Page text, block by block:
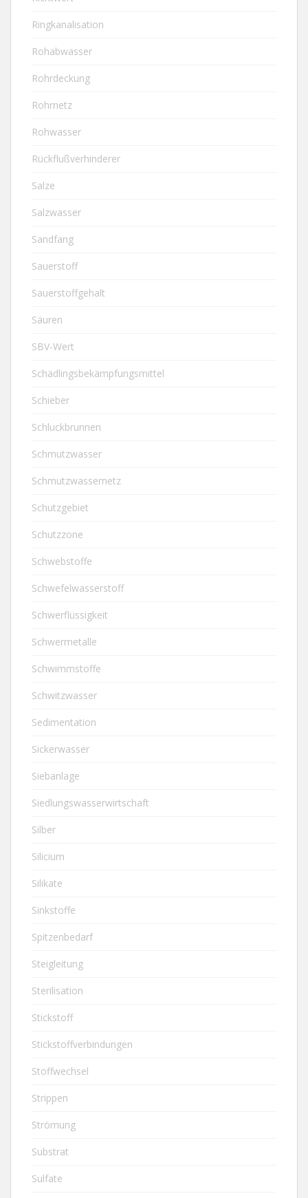
Ringkanalisation
Rohabwasser
Rohrdeckung
Rohrnetz
Rohwasser
Rückflußverhinderer
Salze
Salzwasser
Sandfang
Sauerstoff
Sauerstoffgehalt
Säuren
SBV-Wert
Schädlingsbekämpfungsmittel
Schieber
Schluckbrunnen
Schmutzwasser
Schmutzwassernetz
Schutzgebiet
Schutzzone
Schwebstoffe
Schwefelwasserstoff
Schwerflüssigkeit
Schwermetalle
Schwimmstoffe
Schwitzwasser
Sedimentation
Sickerwasser
Siebanlage
Siedlungswasserwirtschaft
Silber
Silicium
Silikate
Sinkstoffe
Spitzenbedarf
Steigleitung
Sterilisation
Stickstoff
Stickstoffverbindungen
Stoffwechsel
Strippen
Strömung
Substrat
Sulfate